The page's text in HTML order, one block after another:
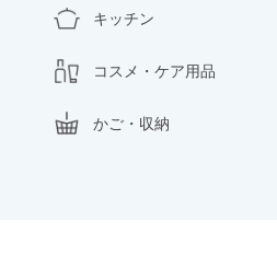
キッチン
コスメ・ケア用品
かご・収納